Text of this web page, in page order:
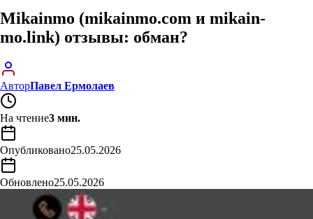
Mikainmo (mikainmo.com и mikain-
mo.link) отзывы: обман?
АвторПавел Ермолаев
На чтение3 мин.
Опубликовано25.05.2026
Обновлено25.05.2026